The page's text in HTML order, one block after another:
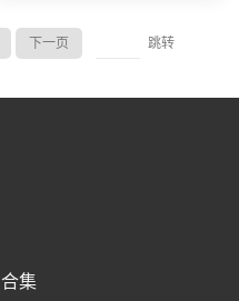
下一页 跳转
合集